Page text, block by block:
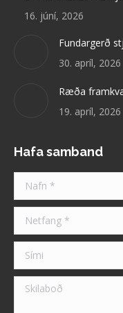
16. júní, 2026
Fundargerð
30. apríl, 2026
Ræða
19. apríl, 2026
Hafa samband
Nafn *
Netfang *
Sími
Skilaboð